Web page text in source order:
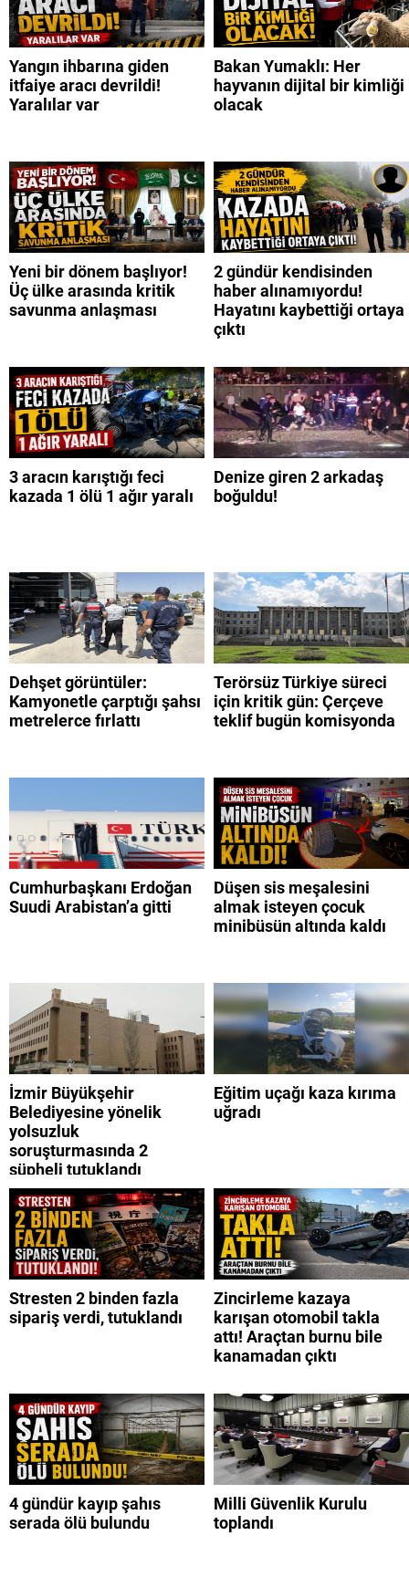
Yangın ihbarına giden
itfaiye aracı devrildi!
Yaralılar var
Bakan Yumaklı: Her
hayvanın dijital bir kimliği
olacak
Yeni bir dönem başlıyor!
Üç ülke arasında kritik
savunma anlaşması
2 gündür kendisinden
haber alınamıyordu!
Hayatını kaybettiği ortaya
çıktı
3 aracın karıştığı feci
kazada 1 ölü 1 ağır yaralı
Denize giren 2 arkadaş
boğuldu!
Dehşet görüntüler:
Kamyonetle çarptığı şahsı
metrelerce fırlattı
Terörsüz Türkiye süreci
için kritik gün: Çerçeve
teklif bugün komisyonda
Cumhurbaşkanı Erdoğan
Suudi Arabistan’a gitti
Düşen sis meşalesini
almak isteyen çocuk
minibüsün altında kaldı
İzmir Büyükşehir
Belediyesine yönelik
yolsuzluk
soruşturmasında 2
şüpheli tutuklandı
Eğitim uçağı kaza kırıma
uğradı
Stresten 2 binden fazla
sipariş verdi, tutuklandı
Zincirleme kazaya
karışan otomobil takla
attı! Araçtan burnu bile
kanamadan çıktı
4 gündür kayıp şahıs
serada ölü bulundu
Milli Güvenlik Kurulu
toplandı